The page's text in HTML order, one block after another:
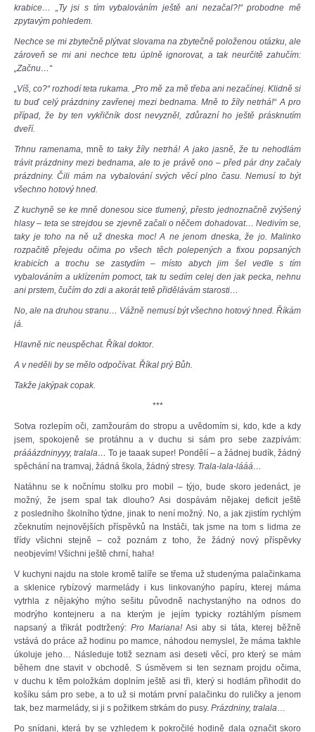
krabice… „Ty jsi s tím vybalováním ještě ani nezačal?!“ probodne mě
zpytavým pohledem.
Nechce se mi zbytečně plýtvat slovama na zbytečně položenou otázku, ale
zároveň se mi ani nechce tetu úplně ignorovat, a tak neurčitě zahučím:
„Začnu…“
„Víš, co?“ rozhodí teta rukama. „Pro mě za mě třeba ani nezačínej. Klidně si
tu buď celý prázdniny zavřenej mezi bednama. Mně to žíly netrhá!“ A pro
případ, že by ten vykřičník dost nevyzněl, zdůrazní ho ještě prásknutím
dveří.
Trhnu ramenama,mně to taky žíly netrhá! A jako jasně, že tu nehodlám
trávit prázdniny mezi bednama, ale to je právě ono – před pár dny začaly
prázdniny. Čili mám na vybalování svých věcí plno času. Nemusí to být
všechno hotový hned.
Z kuchyně se ke mně donesou sice tlumený, přesto jednoznačně zvýšený
hlasy – teta se strejdou se zjevně začali o něčem dohadovat… Nedivím se,
taky je toho na ně už dneska moc! A ne jenom dneska, že jo. Malinko
rozpačitě přejedu očima po všech těch polepených a fixou popsaných
krabicích a trochu se zastydím – místo abych jim šel vedle s tím
vybalováním a uklízením pomoct, tak tu sedím celej den jak pecka, nehnu
ani prstem, čučím do zdi a akorát tetě přidělávám starosti…
No, ale na druhou stranu… Vážně nemusí být všechno hotový hned. Říkám
já.
Hlavně nic neuspěchat. Říkal doktor.
A v neděli by se mělo odpočívat. Říkal prý Bůh.
Takže jakýpak copak.
***
Sotva rozlepím oči, zamžourám do stropu a uvědomím si, kdo, kde a kdy
jsem, spokojeně se protáhnu a v duchu si sám pro sebe zazpívám:
prááázdninyyy, tralala… To je taaak super! Pondělí – a žádnej budík, žádný
spěchání na tramvaj, žádná škola, žádný stresy. Trala-lala-lááá…
Natáhnu se k nočnímu stolku pro mobil – týjo, bude skoro jedenáct, je
možný, že jsem spal tak dlouho? Asi dospávám nějakej deficit ještě
z posledního školního týdne, jinak to není možný. No, a jak zjistím rychlým
zčeknutím nejnovějších příspěvků na Instáči, tak jsme na tom s lidma ze
třídy všichni stejně – což poznám z toho, že žádný nový příspěvky
neobjevím! Všichni ještě chrní, haha!
V kuchyni najdu na stole kromě talíře se třema už studenýma palačinkama
a sklenice rybízový marmelády i kus linkovanýho papíru, kterej máma
vytrhla z nějakýho mýho sešitu původně nachystanýho na odnos do
modrýho kontejneru a na kterým je jejím typicky roztáhlým písmem
napsaný a třikrát podtržený: Pro Mariana!Asi aby si táta, kterej běžně
vstává do práce až hodinu po mamce, náhodou nemyslel, že máma takhle
úkoluje jeho… Následuje totiž seznam asi deseti věcí, pro který se mám
během dne stavit v obchodě. S úsměvem si ten seznam projdu očima,
v duchu k těm položkám doplním ještě asi tři, který si hodlám přihodit do
košíku sám pro sebe, a to už si motám první palačinku do ruličky a jenom
tak, bez marmelády, si ji s požitkem strkám do pusy. Prázdniny, tralala…
Po snídani, která by se vzhledem k pokročilé hodině dala označit skoro